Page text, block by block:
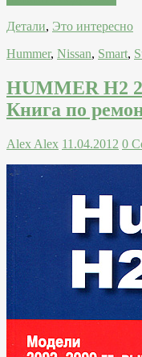
Детали, Это интересно
Hummer, Nissan, Smart,
HUMMER H2
Книга по
Alex Alex 11.04.2012 0